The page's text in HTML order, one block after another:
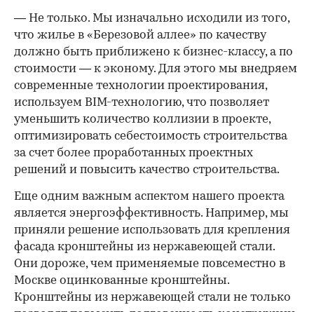
— Не только. Мы изначально исходили из того,
что жилье в «Березовой аллее» по качеству
должно быть приближено к бизнес-классу, а по
стоимости — к эконому. Для этого мы внедряем
современные технологии проектирования,
используем BIM-технологию, что позволяет
уменьшить количество коллизии в проекте,
оптимизировать себестоимость строительства
за счет более проработанных проектных
решений и повысить качество строительства.
Еще одним важным аспектом нашего проекта
является энергоэффективность. Например, мы
приняли решение использовать для крепления
фасада кронштейны из нержавеющей стали.
Они дороже, чем применяемые повсеместно в
Москве оцинкованные кронштейны.
Кронштейны из нержавеющей стали не только